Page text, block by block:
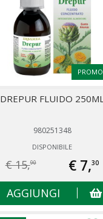
PROMO
DREPUR FLUIDO 250ML
980251348
DISPONIBILE
€ 15,90 € 7,30
AGGIUNGI